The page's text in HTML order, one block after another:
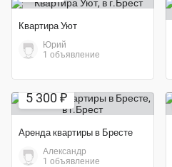
Квартира Уют
Юрий
1 объявление
5 300 ₽
Аренда квартиры в Бресте
Александр
1 объявление